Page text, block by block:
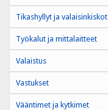
Tikashyllyt ja valaisinkiskot
Työkalut ja mittalaitteet
Valaistus
Vastukset
Vääntimet ja kytkimet